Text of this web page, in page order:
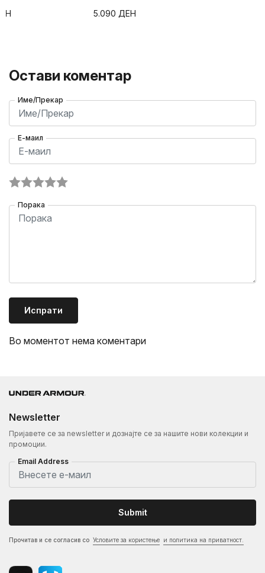
5.090 ДЕН
Остави коментар
Име/Прекар
Е-маил
Порака
Испрати
Во моментот нема коментари
Newsletter
Пријавете се за newsletter и дознајте се за нашите нови колекции и
промоции.
Email Address
Submit
Прочитав и се согласив со Условите за користење и политика на приватност.